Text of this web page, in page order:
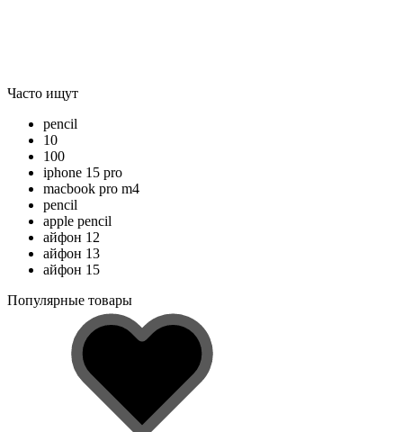
Часто ищут
pencil
10
100
iphone 15 pro
macbook pro m4
pencil
apple pencil
айфон 12
айфон 13
айфон 15
Популярные товары